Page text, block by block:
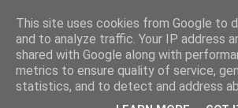
This site uses cookies from Google to
and to analyze traffic. Your IP address
shared with Google along with
metrics to ensure quality of service,
statistics, and to detect and address